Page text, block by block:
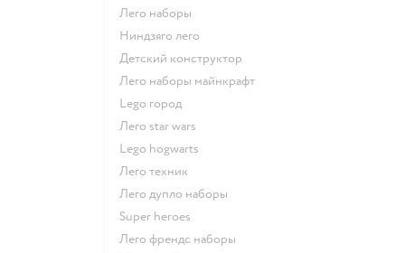
Лего наборы
Ниндзяго лего
Детский конструктор
Лего наборы майнкрафт
Lego город
Лего star wars
Lego hogwarts
Лего техник
Лего дупло наборы
Super heroes
Лего френдс наборы